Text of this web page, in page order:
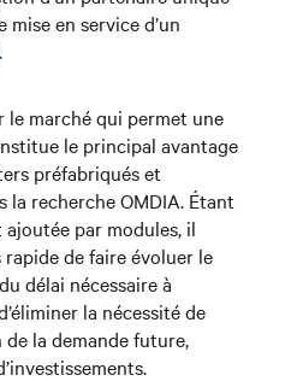
en service d’un
.
marché qui permet une
le principal avantage
préfabriqués et
la recherche OMDIA. Étant
par modules, il
de faire évoluer le
délai nécessaire à
la nécessité de
la demande future,